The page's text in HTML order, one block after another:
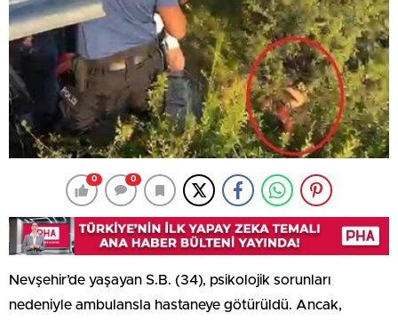
0 0
Nevşehir’de yaşayan S.B. (34), psikolojik sorunları
nedeniyle ambulansla hastaneye götürüldü. Ancak,